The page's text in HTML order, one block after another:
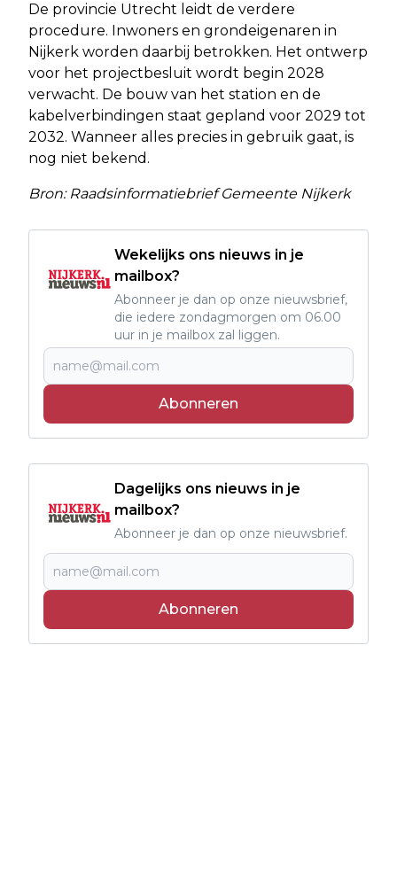
De provincie Utrecht leidt de verdere
procedure. Inwoners en grondeigenaren in
Nijkerk worden daarbij betrokken. Het ontwerp
voor het projectbesluit wordt begin 2028
verwacht. De bouw van het station en de
kabelverbindingen staat gepland voor 2029 tot
2032. Wanneer alles precies in gebruik gaat, is
nog niet bekend.
Bron: Raadsinformatiebrief Gemeente Nijkerk
Wekelijks ons nieuws in je
mailbox?
Abonneer je dan op onze nieuwsbrief,
die iedere zondagmorgen om 06.00
uur in je mailbox zal liggen.
Abonneren
Dagelijks ons nieuws in je
mailbox?
Abonneer je dan op onze nieuwsbrief.
Abonneren